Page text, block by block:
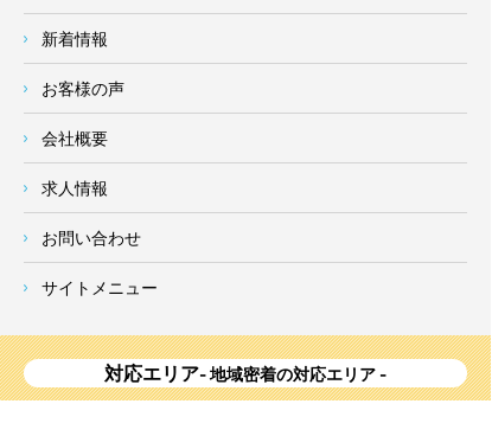
新着情報
お客様の声
会社概要
求人情報
お問い合わせ
サイトメニュー
対応エリア- 地域密着の対応エリア -